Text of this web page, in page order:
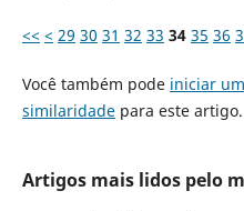
<< < 29 30 31 32 33 34 35 36
Você também pode iniciar
similaridadepara este artigo.
Artigos mais lidos pelo